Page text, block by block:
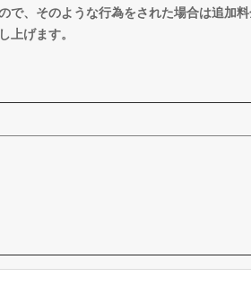
で、そのような行為をされた場合は追加料
上げます。